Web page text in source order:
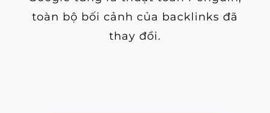
toàn bộ bối cảnh của backlinks đã
thay đổi.